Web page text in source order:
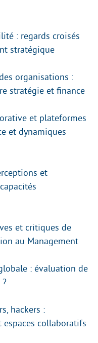
: regards croisés
stratégique
organisations :
stratégie et finance
et plateformes
et dynamiques
et
et critiques de
au Management
: évaluation de
?
hackers :
espaces collaboratifs